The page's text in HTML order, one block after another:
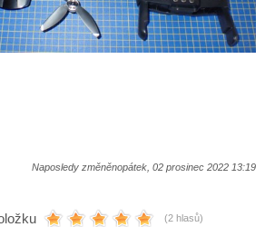
Naposledy změněnopátek, 02 prosinec 2022 13:19
(2 hlasů)